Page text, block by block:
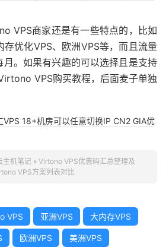
VPS商家还是有一些特点的，比如
存优化VPS、欧洲VPS等，而且流量
。如果有兴趣的可以选择且是支持
VPS购买教程，后面麦子单独
VPS 18+机房可以任意切换IP CN2 GIA优
主机笔记» Virtono VPS优惠码汇总整理及
VPS方案列表对比
VPS 亚洲VPS 大内存VPS
欧洲VPS 美洲VPS